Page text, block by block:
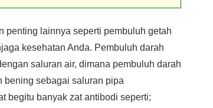
penting lainnya seperti pembuluh getah
kesehatan Anda. Pembuluh darah
saluran air, dimana pembuluh darah
bening sebagai saluran pipa
begitu banyak zat antibodi seperti;